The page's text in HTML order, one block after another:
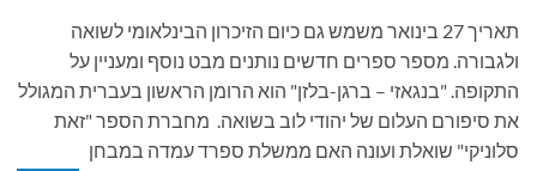
תאריך 27 בינואר משמש גם כיום הזיכרון הבינלאומי לשואה
ולגבורה. מספר ספרים חדשים נותנים מבט נוסף ומעניין על
התקופה. "בנגאזי – ברגן-בלזן" הוא הרומן הראשון בעברית המגולל
את סיפורם העלום של יהודי לוב בשואה. מחברת הספר "זאת
סלוניקי" שואלת ועונה האם ממשלת ספרד עמדה במבחן